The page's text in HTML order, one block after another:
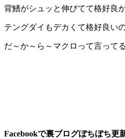
背鰭がシュッと伸びてて格好良
テングダイもデカくて格好良い
だ～か～ら～マクロって言って
Facebookで裏ブログぼちぼち更